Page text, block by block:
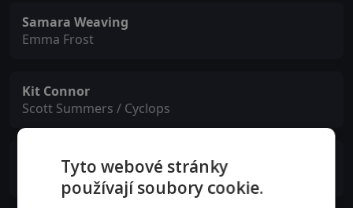
Samara Weaving
Emma Frost
Kit Connor
Scott Summers / Cyclops
Sadie Sink
Jean Grey
Tyto webové stránky
používají soubory cookie.